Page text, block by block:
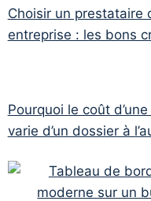
Choisir un prestataire
entreprise : les bons
Pourquoi le coût
varie d’un dossier à